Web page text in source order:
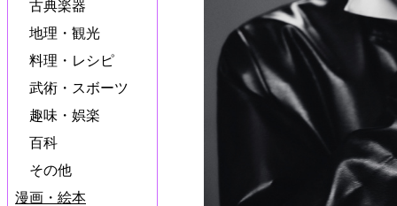
古典楽器
地理・観光
料理・レシピ
武術・スボーツ
趣味・娯楽
百科
その他
漫画・絵本